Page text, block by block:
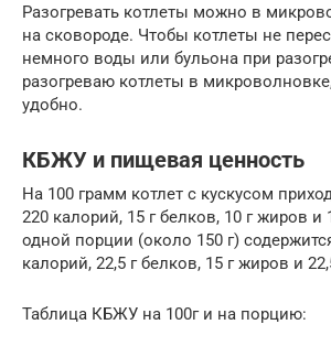
Разогревать котлеты можно в
на сковороде. Чтобы котлеты не
немного воды или бульона при
разогреваю котлеты в
удобно.
КБЖУ и пищевая ценность
На 100 грамм котлет с кускусом
220 калорий, 15 г белков, 10 г жиров и
одной порции (около 150 г)
калорий, 22,5 г белков, 15 г жиров и
Таблица КБЖУ на 100г и на порцию: